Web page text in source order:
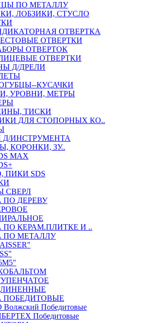
ПО МЕТАЛЛУ
ЛОБЗИКИ, СТУСЛО
ОТВЕРТКА
ОТВЕРТКИ
ОТВЕРТОК
ОТВЕРТКИ
Д/ДРЕЛИ
КУСАЧКИ
УРОВНИ, МЕТРЫ
ТИСКИ
ДЛЯ СТОПОРНЫХ КО..
ИНСТРУМЕНТА
КОРОНКИ, ЗУ..
MAX
ПИКИ SDS
СВЕРЛ
ПО ДЕРЕВУ
ПО КЕРАМ.ПЛИТКЕ И ..
ПО МЕТАЛЛУ
ПОБЕДИТОВЫЕ
Победитовые
Победитовые